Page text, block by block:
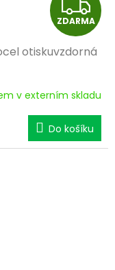
D
A
R
M
A
ZDARMA
otiskuvzdorná
v externím skladu
Do košíku